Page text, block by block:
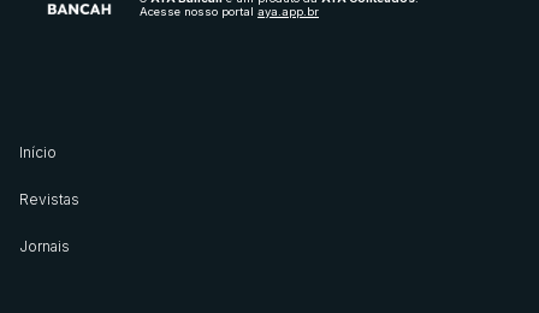
Acesse nosso portal aya.app.br
Início
Revistas
Jornais